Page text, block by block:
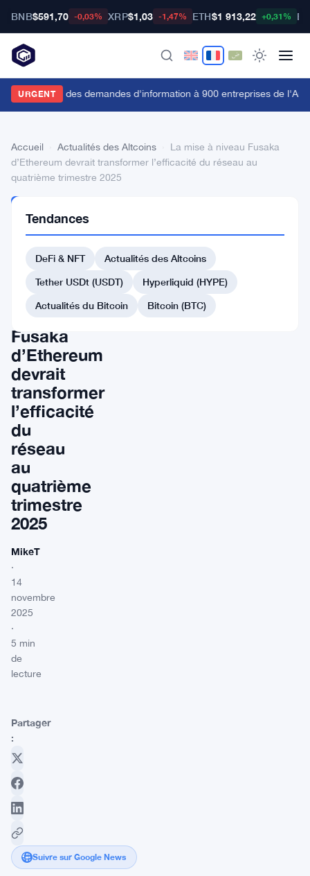
BNB$591,70 -0,03% XRP$1,03 -1,47% ETH$1 913,22 +0,31%
URGENT
FCA envoie des demandes d'information à 900 entreprises de
Accueil Actualités des Altcoins
La mise à niveau Fusaka
d’Ethereum devrait transformer l’efficacité du réseau au
quatrième trimestre 2025
DES
ALTCOINS
mise
Fusaka
d’Ethereum
devrait
transformer
l’efficacité
du
réseau
au
quatrième
trimestre
2025
MikeT
·
14
novembre
2025
·
5 min
de
lecture
Partager
:
Suivre sur Google News
Tendances
DeFi & NFT
Actualités des Altcoins
Tether USDt (USDT)
Hyperliquid (HYPE)
Actualités du Bitcoin
Bitcoin (BTC)